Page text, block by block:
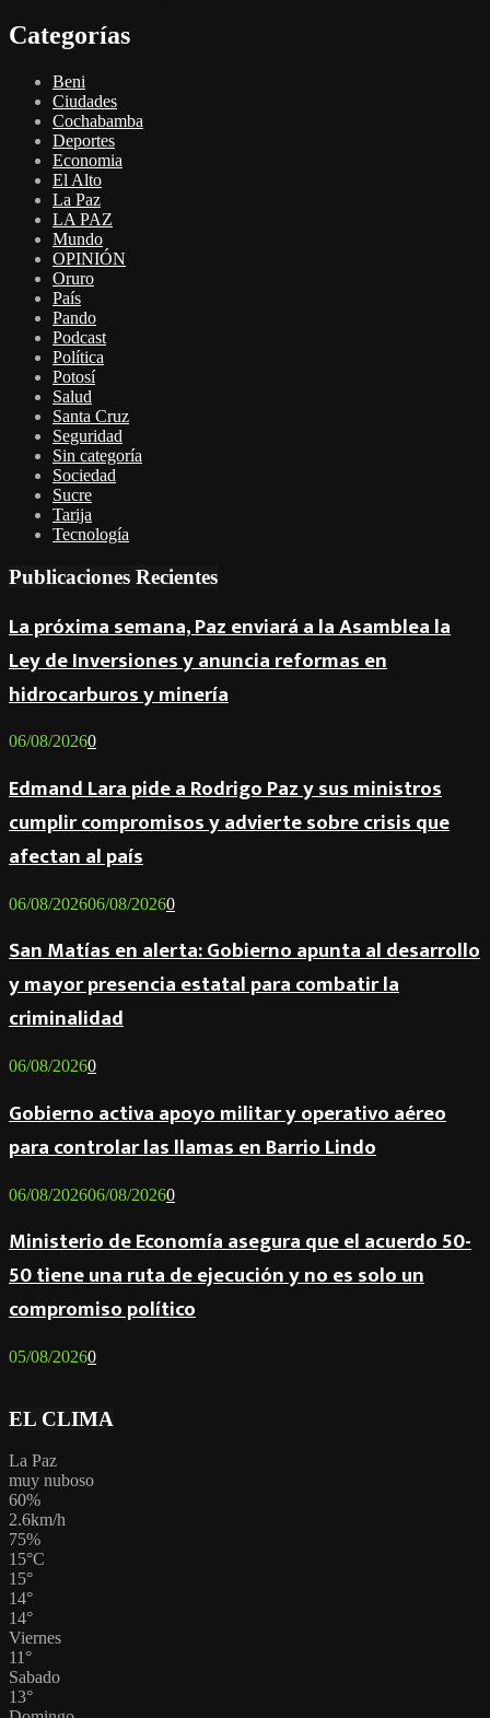
Categorías
Beni
Ciudades
Cochabamba
Deportes
Economia
El Alto
La Paz
LA PAZ
Mundo
OPINIÓN
Oruro
País
Pando
Podcast
Política
Potosí
Salud
Santa Cruz
Seguridad
Sin categoría
Sociedad
Sucre
Tarija
Tecnología
Publicaciones Recientes
La próxima semana, Paz enviará a la Asamblea la
Ley de Inversiones y anuncia reformas en
hidrocarburos y minería
06/08/20260
Edmand Lara pide a Rodrigo Paz y sus ministros
cumplir compromisos y advierte sobre crisis que
afectan al país
06/08/202606/08/20260
San Matías en alerta: Gobierno apunta al desarrollo
y mayor presencia estatal para combatir la
criminalidad
06/08/20260
Gobierno activa apoyo militar y operativo aéreo
para controlar las llamas en Barrio Lindo
06/08/202606/08/20260
Ministerio de Economía asegura que el acuerdo 50-
50 tiene una ruta de ejecución y no es solo un
compromiso político
05/08/20260
EL CLIMA
La Paz
muy nuboso
60%
2.6km/h
75%
15°C
15°
14°
14°
Viernes
11°
Sabado
13°